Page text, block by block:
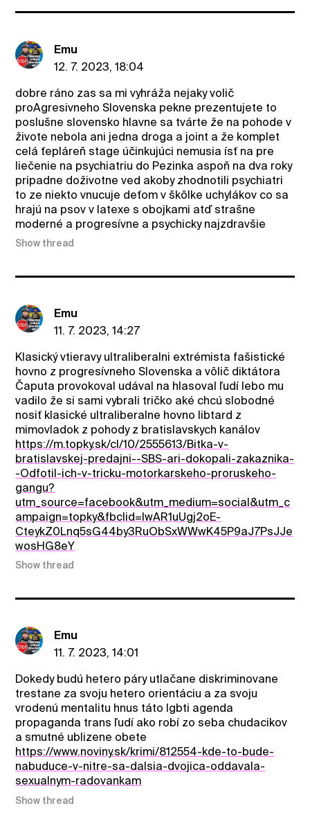
Emu
12. 7. 2023, 18:04
dobre ráno zas sa mi vyhráža nejaky volič
proAgresivneho Slovenska pekne prezentujete to
poslušne slovensko hlavne sa tvárte že na pohode v
živote nebola ani jedna droga a joint a že komplet
celá ťepláreň stage účinkujúci nemusia ísť na pre
liečenie na psychiatriu do Pezinka aspoň na dva roky
pripadne doživotne ved akoby zhodnotili psychiatri
to ze niekto vnucuje deťom v škôlke uchylákov co sa
hrajú na psov v latexe s obojkami atď strašne
moderné a progresívne a psychicky najzdravšie
Show thread
Emu
11. 7. 2023, 14:27
Klasický vtieravy ultraliberalni extrémista fašistické
hovno z progresívneho Slovenska a vôlič diktátora
Čaputa provokoval udával na hlasoval ľudí lebo mu
vadilo že si sami vybrali tričko aké chcú slobodné
nosiť klasické ultraliberalne hovno libtard z
mimovladok z pohody z bratislavskych kanálov
https://m.topky.sk/cl/10/2555613/Bitka-v-
bratislavskej-predajni--SBS-ari-dokopali-zakaznika-
-Odfotil-ich-v-tricku-motorkarskeho-proruskeho-
gangu?
utm_source=facebook&utm_medium=social&utm_c
ampaign=topky&fbclid=IwAR1uUgj2oE-
CteykZ0Lnq5sG44by3RuObSxWWwK45P9aJ7PsJJe
wosHG8eY
Show thread
Emu
11. 7. 2023, 14:01
Dokedy budú hetero páry utlačane diskriminovane
trestane za svoju hetero orientáciu a za svoju
vrodenú mentalitu hnus táto lgbti agenda
propaganda trans ľudí ako robí zo seba chudacikov
a smutné ublizene obete
https://www.noviny.sk/krimi/812554-kde-to-bude-
nabuduce-v-nitre-sa-dalsia-dvojica-oddavala-
sexualnym-radovankam
Show thread